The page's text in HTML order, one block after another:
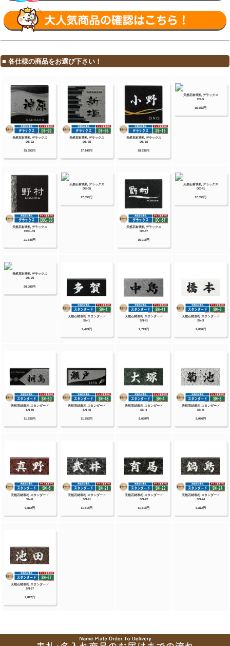
鋳物サイン鋳込みプレートサイン・ロートアイ
アン調サイン・ラフィーネサイン・カッパーサ
イン・ディズニー・ミッキーシルエットサイ
ン・プリンセスクリスタルガラスサイン 等
スクエアタイプ・ステンレスプレート表札・ス
ンレスプレート表札Lite・ステンレスカラー表
札Lite・九谷焼 色彩表札・フロートガラス表
札・ガラス2層表札・ポップガラスタイル表札
Lite・スクエアタイプS・ステンレスプレート
表札S・ステンレスカラー表札S・ステンレス抜
き文字表札S・フロートガラス表札S・アクリル
カラー表札S・スリムタイプ・ステンレスプレ
ート表札Slim・ステンレス木目調表札Slim・
ス表札SlimS・切文字タイプ・ステンレス切文
字表札・切文字タイプS・ステンレス切文字表
札S・ルシアスポストユニット・ルシアスウォ
ール・ポスティモαIII・ルシアスサインポー
ル・スクエアタイプL・ステンレスバー付き表
札・ステンレス切文字表札・ステンレスアルフ
ァベット表札・アクリル3D表札 等
ステンレス銘板・アクリル銘板・切り文字（ス
タイプ）銘板・ステンレス+木調銘板・ステン
埋め込みタイプ）銘板・ステンレス+瓦（いぶ
し瓦）銘板・ステンレス+御影石（ステンレス
銘板・ステンレス+アクリル銘板・ステンレス
+アルミ銘板・タイル（シャビータイプ）・タ
イル（ラフエッジタイプ）銘板・タイル+ステ
ンレス銘板・陶器銘板・清水焼銘板・九谷焼銘
ル銘板・人工大理石（樹脂）銘板・黒御影石銘
板 等
【四国化成】
ガラス表札・アクリル表札・ステンレス表札・
ストーン表札・木調表札・真鍮表札・タイル表
札・ソネット門柱1型・アルディ門柱・マイ門
イプ：照明無/Lタイプ：照明付）・パレット門
柱（T1型/P1型）・ブルーム門柱M1型・鋳造
立体文字プレート 等
【Panasonic】【丸三タカギ】【オンリーワ
ンクラブ】【美濃クラフト】【福彫】等その他